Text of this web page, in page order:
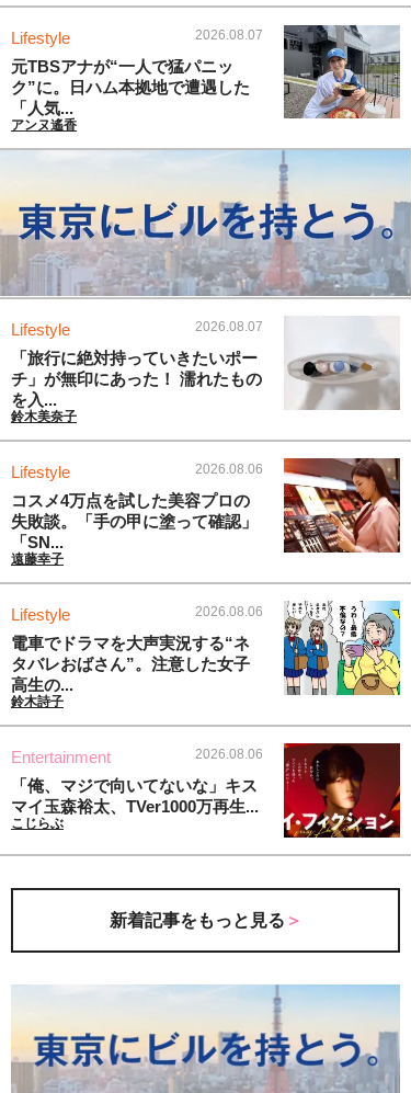
Lifestyle 2026.08.07
元TBSアナが“一人で猛パニッ
ク”に。日ハム本拠地で遭遇した
「人気...
アンヌ遙香
Lifestyle 2026.08.07
「旅行に絶対持っていきたいポー
チ」が無印にあった！ 濡れたもの
を入...
鈴木美奈子
Lifestyle 2026.08.06
コスメ4万点を試した美容プロの
失敗談。「手の甲に塗って確認」
「SN...
遠藤幸子
Lifestyle 2026.08.06
電車でドラマを大声実況する“ネ
タバレおばさん”。注意した女子
高生の...
鈴木詩子
Entertainment 2026.08.06
「俺、マジで向いてないな」キス
マイ玉森裕太、TVer1000万再生...
こじらぶ
新着記事をもっと見る